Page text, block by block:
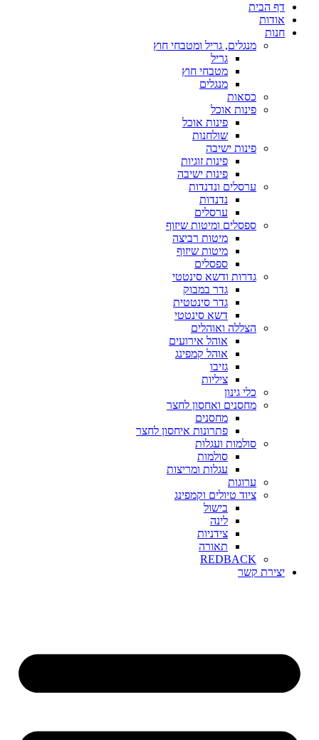
דף הבית
אודות
חנות
מנגלים, גריל ומטבחי חוץ
גריל
מטבחי חוץ
מנגלים
כסאות
פינות אוכל
פינות אוכל
שולחנות
פינות ישיבה
פינות זוגיות
פינות ישיבה
ערסלים ונדנדות
נדנדות
ערסלים
ספסלים ומיטות שיזוף
מיטות רביצה
מיטות שיזוף
ספסלים
גדרות ודשא סינטטי
גדר במבוק
גדר סינטטית
דשא סינטטי
הצללה ואוהלים
אוהל אירועים
אוהל קמפינג
גזיבו
ציליות
כלי גינון
מחסנים ואחסון לחצר
מחסנים
פתרונות איחסון לחצר
סולמות ועגלות
סולמות
עגלות ומריצות
ערוגות
ציוד טיולים וקמפינג
בישול
לינה
צידניות
תאורה
REDBACK
יצירת קשר